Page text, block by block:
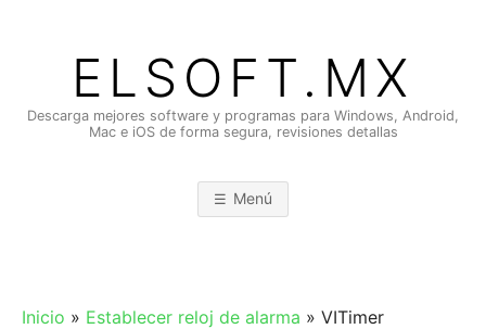
contenidoELSOFT.MX
Descarga mejores software y programas para Windows, Android,
Mac e iOS de forma segura, revisiones detallas
Menú
Inicio » Establecer reloj de alarma » VITimer